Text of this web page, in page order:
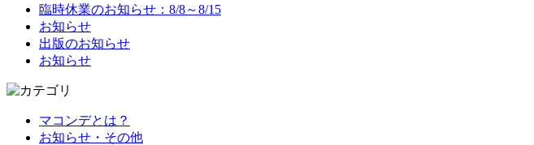
臨時休業のお知らせ：8/8～8/15
お知らせ
出版のお知らせ
お知らせ
マコンデとは？
お知らせ・その他